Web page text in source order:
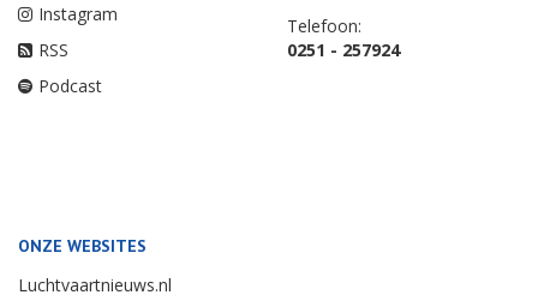
Instagram
RSS
Podcast
Telefoon:
0251 - 257924
ONZE WEBSITES
Luchtvaartnieuws.nl